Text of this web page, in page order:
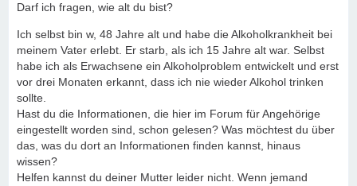
Darf ich fragen, wie alt du bist?
Ich selbst bin w, 48 Jahre alt und habe die Alkoholkrankheit bei
meinem Vater erlebt. Er starb, als ich 15 Jahre alt war. Selbst
habe ich als Erwachsene ein Alkoholproblem entwickelt und erst
vor drei Monaten erkannt, dass ich nie wieder Alkohol trinken
sollte.
Hast du die Informationen, die hier im Forum für Angehörige
eingestellt worden sind, schon gelesen? Was möchtest du über
das, was du dort an Informationen finden kannst, hinaus
wissen?
Helfen kannst du deiner Mutter leider nicht. Wenn jemand